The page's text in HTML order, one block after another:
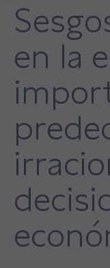
en la